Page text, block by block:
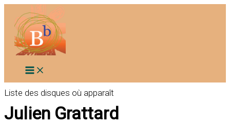
contenu
Liste des disques où apparaît
Julien Grattard